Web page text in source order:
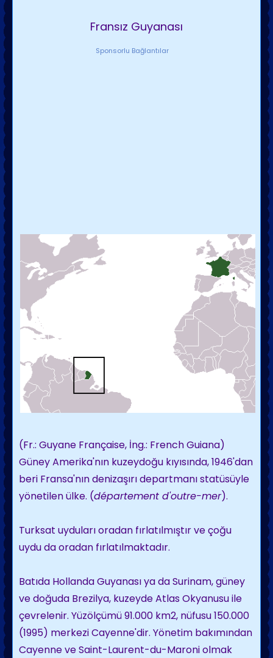
Fransız Guyanası
Sponsorlu Bağlantılar
(Fr.: Guyane Française, İng.: French Guiana)
Güney Amerika'nın kuzeydoğu kıyısında, 1946'dan
beri Fransa'nın denizaşırı departmanı statüsüyle
yönetilen ülke. (département d'outre-mer).
Turksat uyduları oradan fırlatılmıştır ve çoğu
uydu da oradan fırlatılmaktadır.
Batıda Hollanda Guyanası ya da Surinam, güney
ve doğuda Brezilya, kuzeyde Atlas Okyanusu ile
çevrelenir. Yüzölçümü 91.000 km2, nüfusu 150.000
(1995) merkezi Cayenne'dir. Yönetim bakımından
Cayenne ve Saint-Laurent-du-Maroni olmak